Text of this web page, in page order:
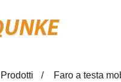
Prodotti Faro a testa